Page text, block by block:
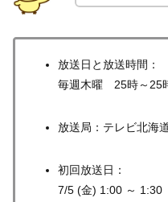
放送日と放送時間：
毎週木曜 25時～25
放送局：テレビ北海
初回放送日：
7/5 (金) 1:00 ～ 1:30